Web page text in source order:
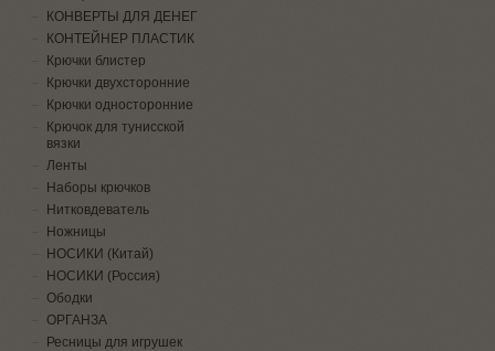
КОНВЕРТЫ ДЛЯ ДЕНЕГ
КОНТЕЙНЕР ПЛАСТИК
Крючки блистер
Крючки двухсторонние
Крючки односторонние
Крючок для тунисской
вязки
Ленты
Наборы крючков
Нитковдеватель
Ножницы
НОСИКИ (Китай)
НОСИКИ (Россия)
Ободки
ОРГАНЗА
Ресницы для игрушек